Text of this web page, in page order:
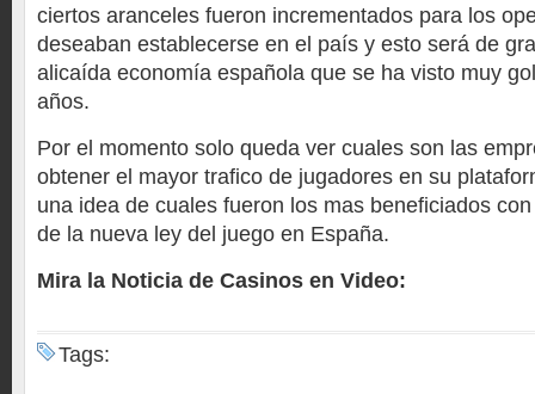
ciertos aranceles fueron incrementados para los
deseaban establecerse en el país y esto será de
alicaída economía española que se ha visto muy
años.
Por el momento solo queda ver cuales son las
obtener el mayor trafico de jugadores en su
una idea de cuales fueron los mas beneficiados
de la nueva ley del juego en España.
Mira la Noticia de Casinos en Video:
Tags: